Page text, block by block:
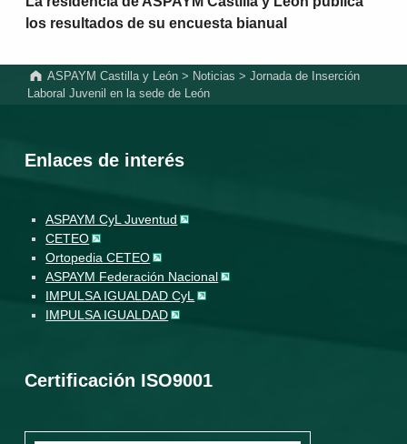
los resultados de su encuesta bianual
ASPAYM Castilla y León > Noticias >Jornada de Inserción
Laboral Juvenil en la sede de León
Enlaces de interés
ASPAYM CyL Juventud
CETEO
Ortopedia CETEO
ASPAYM Federación Nacional
IMPULSA IGUALDAD CyL
IMPULSA IGUALDAD
Certificación ISO9001